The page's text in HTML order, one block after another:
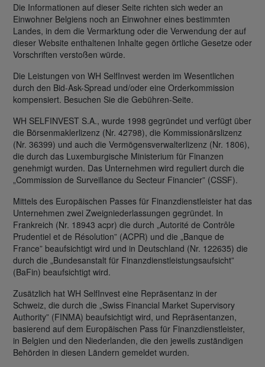
Die Informationen auf dieser Seite richten sich weder an
Einwohner Belgiens noch an Einwohner eines bestimmten
Landes, in dem die Vermarktung oder die Verwendung der auf
dieser Website enthaltenen Inhalte gegen örtliche Gesetze oder
Vorschriften verstoßen würde.
Die Leistungen von WH SelfInvest werden im Wesentlichen
durch den Bid-Ask-Spread und/oder eine Orderkommission
kompensiert. Besuchen Sie die Gebühren-Seite.
WH SELFINVEST S.A., wurde 1998 gegründet und verfügt über
die Börsenmaklerlizenz (Nr. 42798), die Kommissionärslizenz
(Nr. 36399) und auch die Vermögensverwalterlizenz (Nr. 1806),
die durch das Luxemburgische Ministerium für Finanzen
genehmigt wurden. Das Unternehmen wird reguliert durch die
„Commission de Surveillance du Secteur Financier” (CSSF).
Mittels des Europäischen Passes für Finanzdienstleister hat das
Unternehmen zwei Zweigniederlassungen gegründet. In
Frankreich (Nr. 18943 acpr) die durch „Autorité de Contrôle
Prudentiel et de Résolution” (ACPR) und die „Banque de
France” beaufsichtigt wird und in Deutschland (Nr. 122635) die
durch die „Bundesanstalt für Finanzdienstleistungsaufsicht”
(BaFin) beaufsichtigt wird.
Zusätzlich hat WH SelfInvest eine Repräsentanz in der
Schweiz, die durch die „Swiss Financial Market Supervisory
Authority” (FINMA) beaufsichtigt wird, und Repräsentanzen,
basierend auf dem Europäischen Pass für Finanzdienstleister,
in Belgien und den Niederlanden, die den jeweils zuständigen
Behörden in diesen Ländern gemeldet wurden.